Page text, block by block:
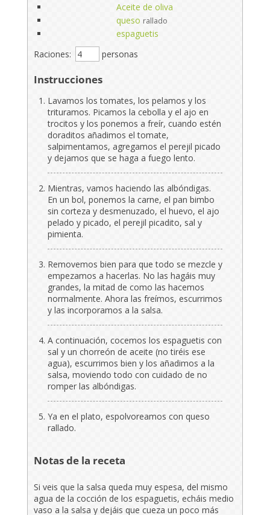
Aceite de oliva
queso rallado
espaguetis
Raciones:
personas
Instrucciones
Lavamos los tomates, los pelamos y los
trituramos. Picamos la cebolla y el ajo en
trocitos y los ponemos a freír, cuando estén
doraditos añadimos el tomate,
salpimentamos, agregamos el perejil picado
y dejamos que se haga a fuego lento.
Mientras, vamos haciendo las albóndigas.
En un bol, ponemos la carne, el pan bimbo
sin corteza y desmenuzado, el huevo, el ajo
pelado y picado, el perejil picadito, sal y
pimienta.
Removemos bien para que todo se mezcle y
empezamos a hacerlas. No las hagáis muy
grandes, la mitad de como las hacemos
normalmente. Ahora las freímos, escurrimos
y las incorporamos a la salsa.
A continuación, cocemos los espaguetis con
sal y un chorreón de aceite (no tiréis ese
agua), escurrimos bien y los añadimos a la
salsa, moviendo todo con cuidado de no
romper las albóndigas.
Ya en el plato, espolvoreamos con queso
rallado.
Notas de la receta
Si veis que la salsa queda muy espesa, del mismo
agua de la cocción de los espaguetis, echáis medio
vaso a la salsa y dejáis que cueza un poco más